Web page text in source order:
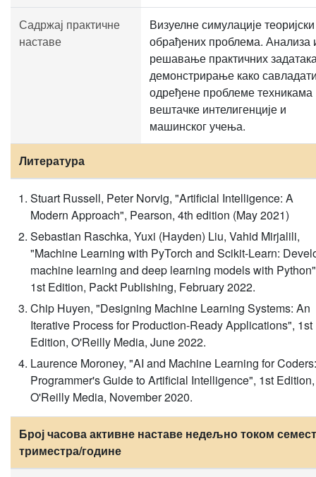
Садржај практичне
наставе
Визуелне симулације теоријски
обрађених проблема. Анализа
решавање практичних
демонстрирање како
одређене проблеме техникама
вештачке интелигенције и
машинског учења.
Литература
Stuart Russell, Peter Norvig, "Artificial Intelligence: A
Modern Approach", Pearson, 4th edition (May 2021)
Sebastian Raschka, Yuxi (Hayden) Liu, Vahid Mirjalili,
"Machine Learning with PyTorch and Scikit-Learn:
machine learning and deep learning models with
1st Edition, Packt Publishing, February 2022.
Chip Huyen, "Designing Machine Learning Systems: An
Iterative Process for Production-Ready Applications", 1st
Edition, O'Reilly Media, June 2022.
Laurence Moroney, "AI and Machine Learning for
Programmer's Guide to Artificial Intelligence", 1st Edition,
O'Reilly Media, November 2020.
Број часова активне наставе недељно током
триместра/године